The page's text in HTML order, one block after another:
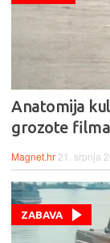
Anatomija
grozote
Magnet.hr 21. srpnja
ZABAVA